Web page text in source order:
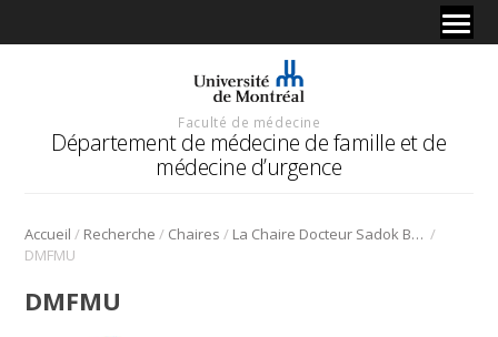
Faculté de médecine
Département de médecine de famille et de
médecine d’urgence
Accueil / Recherche / Chaires / La Chaire Docteur Sadok Besrour /
DMFMU
DMFMU